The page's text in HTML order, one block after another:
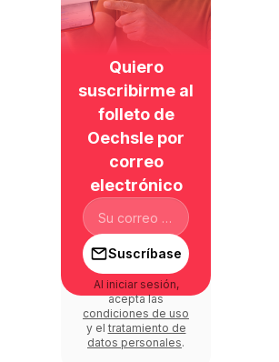
Quiero
suscribirme al
folleto de
Oechsle por
correo
electrónico
Suscríbase
Al iniciar sesión,
acepta las
condiciones de uso
y el tratamiento de
datos personales.